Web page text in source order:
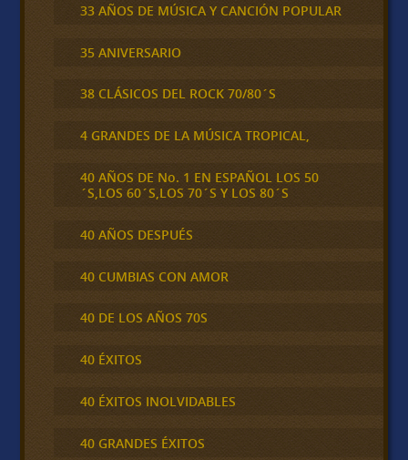
33 AÑOS DE MÚSICA Y CANCIÓN POPULAR
35 ANIVERSARIO
38 CLÁSICOS DEL ROCK 70/80´S
4 GRANDES DE LA MÚSICA TROPICAL,
40 AÑOS DE No. 1 EN ESPAÑOL LOS 50
´S,LOS 60´S,LOS 70´S Y LOS 80´S
40 AÑOS DESPUÉS
40 CUMBIAS CON AMOR
40 DE LOS AÑOS 70S
40 ÉXITOS
40 ÉXITOS INOLVIDABLES
40 GRANDES ÉXITOS